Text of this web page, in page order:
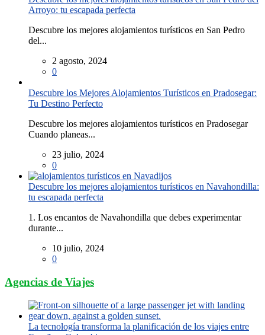
Arroyo: tu escapada perfecta
Descubre los mejores alojamientos turísticos en San Pedro
del...
2 agosto, 2024
0
Descubre los Mejores Alojamientos Turísticos en Pradosegar:
Tu Destino Perfecto
Descubre los mejores alojamientos turísticos en Pradosegar
Cuando planeas...
23 julio, 2024
0
Descubre los mejores alojamientos turísticos en Navahondilla:
tu escapada perfecta
1. Los encantos de Navahondilla que debes experimentar
durante...
10 julio, 2024
0
Agencias de Viajes
La tecnología transforma la planificación de los viajes entre